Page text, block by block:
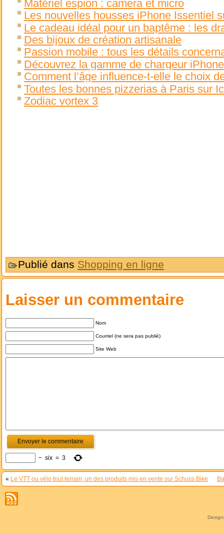
Matériel espion : camera et micro
Les nouvelles housses iPhone Issentiel
Le cadeau idéal pour un baptême : les
Des bijoux de création artisanale
Passion mobile : tous les détails
Découvrez la gamme de chargeur
Comment l’âge influence-t-elle le choix
Toutes les bonnes pizzerias à Paris sur
Zodiac vortex 3
Publié dans Shopping en ligne
Laisser un commentaire
Nom
Courriel (ne sera pas publié)
Site Web
− six = 3
« Le VTT ou vélo tout terrain, un des produits mis en vente sur Schuss Bike